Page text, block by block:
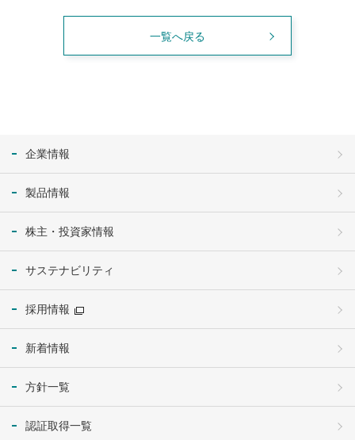
一覧へ戻る
企業情報
製品情報
株主・投資家情報
サステナビリティ
採用情報
新着情報
方針一覧
認証取得一覧